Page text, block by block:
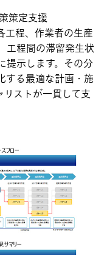
策定支援
工程、作業者の生産
工程間の滞留発生状
提示します。その分
する最適な計画・施
ストが一貫して支